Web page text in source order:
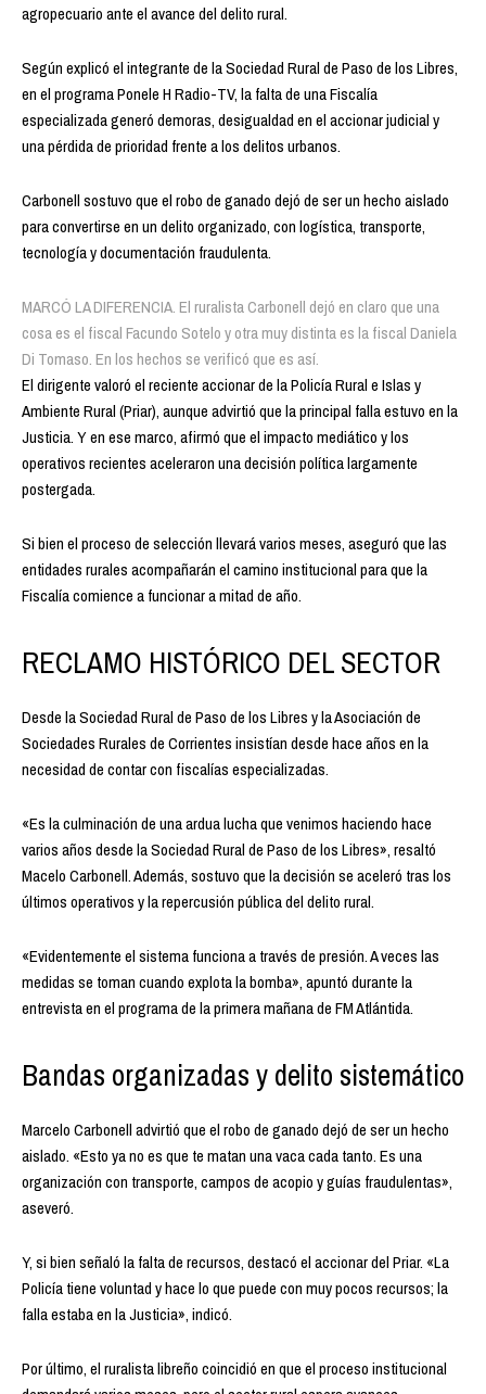
agropecuario ante el avance del delito rural.
Según explicó el integrante de la Sociedad Rural de Paso de los Libres,
en el programa Ponele H Radio-TV, la falta de una Fiscalía
especializada generó demoras, desigualdad en el accionar judicial y
una pérdida de prioridad frente a los delitos urbanos.
Carbonell sostuvo que el robo de ganado dejó de ser un hecho aislado
para convertirse en un delito organizado, con logística, transporte,
tecnología y documentación fraudulenta.
MARCÓ LA DIFERENCIA. El ruralista Carbonell dejó en claro que una
cosa es el fiscal Facundo Sotelo y otra muy distinta es la fiscal Daniela
Di Tomaso. En los hechos se verificó que es así.
El dirigente valoró el reciente accionar de la Policía Rural e Islas y
Ambiente Rural (Priar), aunque advirtió que la principal falla estuvo en la
Justicia. Y en ese marco, afirmó que el impacto mediático y los
operativos recientes aceleraron una decisión política largamente
postergada.
Si bien el proceso de selección llevará varios meses, aseguró que las
entidades rurales acompañarán el camino institucional para que la
Fiscalía comience a funcionar a mitad de año.
RECLAMO HISTÓRICO DEL SECTOR
Desde la Sociedad Rural de Paso de los Libres y la Asociación de
Sociedades Rurales de Corrientes insistían desde hace años en la
necesidad de contar con fiscalías especializadas.
«Es la culminación de una ardua lucha que venimos haciendo hace
varios años desde la Sociedad Rural de Paso de los Libres», resaltó
Macelo Carbonell. Además, sostuvo que la decisión se aceleró tras los
últimos operativos y la repercusión pública del delito rural.
«Evidentemente el sistema funciona a través de presión. A veces las
medidas se toman cuando explota la bomba», apuntó durante la
entrevista en el programa de la primera mañana de FM Atlántida.
Bandas organizadas y delito sistemático
Marcelo Carbonell advirtió que el robo de ganado dejó de ser un hecho
aislado. «Esto ya no es que te matan una vaca cada tanto. Es una
organización con transporte, campos de acopio y guías fraudulentas»,
aseveró.
Y, si bien señaló la falta de recursos, destacó el accionar del Priar. «La
Policía tiene voluntad y hace lo que puede con muy pocos recursos; la
falla estaba en la Justicia», indicó.
Por último, el ruralista libreño coincidió en que el proceso institucional